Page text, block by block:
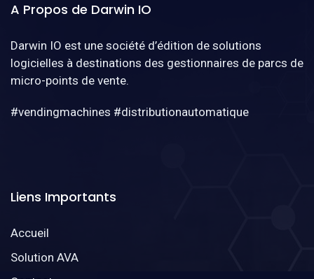
A Propos de Darwin IO
Darwin IO est une société d’édition de solutions
logicielles à destinations des gestionnaires de parcs de
micro-points de vente.
#vendingmachines #distributionautomatique
Liens Importants
Accueil
Solution AVA